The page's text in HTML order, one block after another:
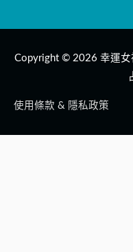
Copyright © 2026 幸運女
使用條款 & 隱私政策